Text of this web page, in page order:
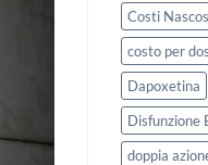
Costi
costo per
Dapoxetina
Disfunzione
doppia